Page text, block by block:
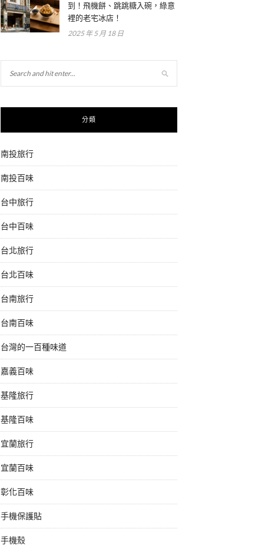
到！飛機餅、跳跳糖入碗，綠意
裡的老宅冰店！
2025 年 5 月 18 日
分類
南投旅行
南投百味
台中旅行
台中百味
台北旅行
台北百味
台南旅行
台南百味
台灣的一百種味道
嘉義百味
基隆旅行
基隆百味
宜蘭旅行
宜蘭百味
彰化百味
手機保護貼
手機殼